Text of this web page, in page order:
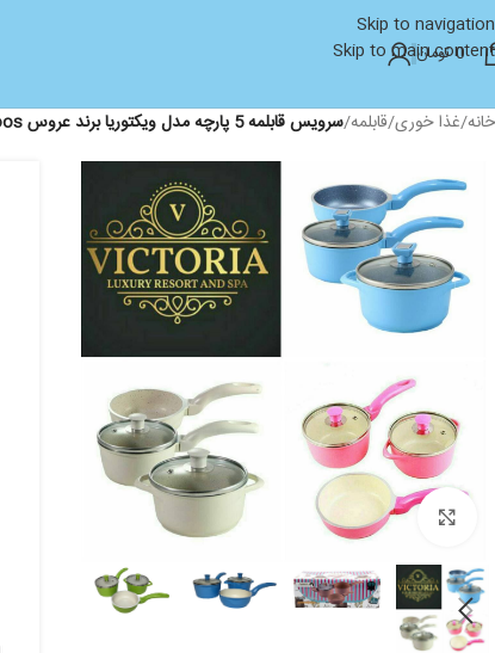
Skip to navigation
Skip to main content
0تومان
خانه/غذا خوری/قابلمه/سرویس قابلمه 5 پارچه مدل ویکتوریا برند عروس Aroos
بزرگنمایی تصویر